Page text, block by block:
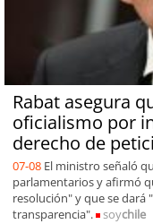
Rabat asegura
oficialismo por
derecho de
07-08 El ministro señaló
parlamentarios y afirmó
resolución" y que se
transparencia".
soychile